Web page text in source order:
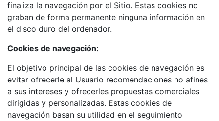
finaliza la navegación por el Sitio. Estas cookies no
graban de forma permanente ninguna información en
el disco duro del ordenador.
Cookies de navegación:
El objetivo principal de las cookies de navegación es
evitar ofrecerle al Usuario recomendaciones no afines
a sus intereses y ofrecerles propuestas comerciales
dirigidas y personalizadas. Estas cookies de
navegación basan su utilidad en el seguimiento